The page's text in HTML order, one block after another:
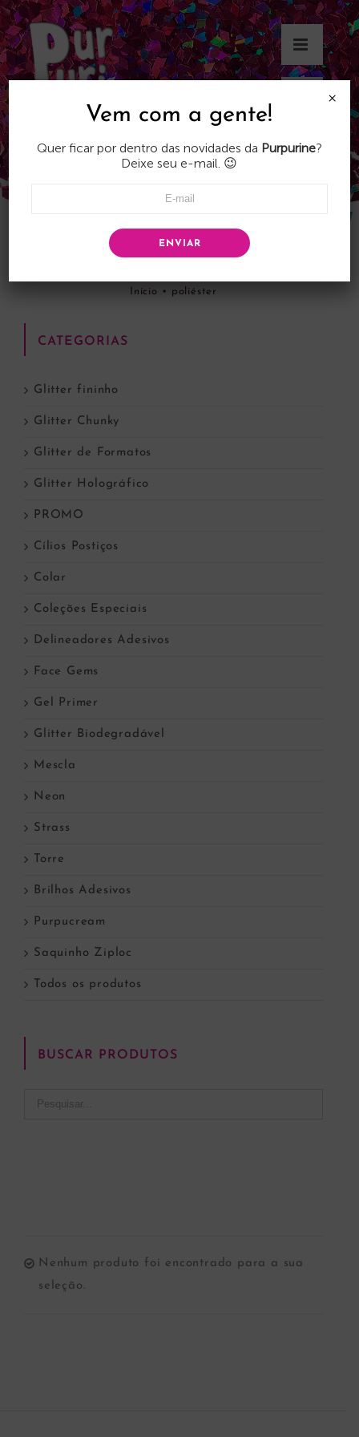
Skip
to
content
Início • poliéster
Nenhum produto foi encontrado para a sua
seleção.
CATEGORIAS
Glitter fininho
Glitter Chunky
Glitter de Formatos
Glitter Holográfico
PROMO
Cílios Postiços
Colar
Coleções Especiais
Delineadores Adesivos
Face Gems
Gel Primer
Glitter Biodegradável
Mescla
Neon
Strass
Torre
Brilhos Adesivos
Purpucream
Saquinho Ziploc
Todos os produtos
BUSCAR PRODUTOS
Vem com a gente!
Quer ficar por dentro das novidades da Purpurine?
Deixe seu e-mail. 😉
ENVIAR
×